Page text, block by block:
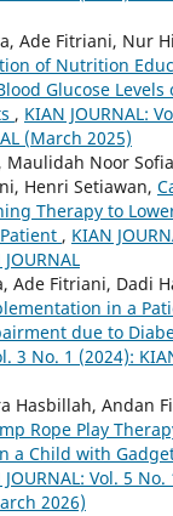
Ade Fitriani, Nur
of Nutrition
Glucose
, KIAN JOURNAL:
(March 2025)
Maulidah Noor
Henri Setiawan,
Therapy to
, KIAN
Ade Fitriani, Dadi
in a
due to
3 No. 1 (2024):
Hasbillah, Andan
Rope Play
a Child with
JOURNAL: Vol. 5
2026)